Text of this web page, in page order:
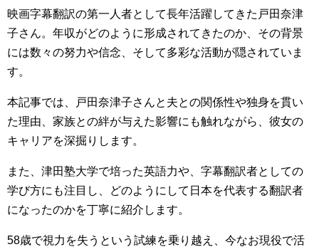
映画字幕翻訳の第一人者として長年活躍してきた戸田奈津
子さん。年収がどのように形成されてきたのか、その背景
には数々の努力や信念、そして多彩な活動が隠されていま
す。
本記事では、戸田奈津子さんと夫との関係性や独身を貫い
た理由、家族との絆が与えた影響にも触れながら、彼女の
キャリアを深掘りします。
また、津田塾大学で培った英語力や、字幕翻訳者としての
学び方にも注目し、どのようにして日本を代表する翻訳者
になったのかを丁寧に紹介します。
58歳で視力を失うという試練を乗り越え、今なお現役で活